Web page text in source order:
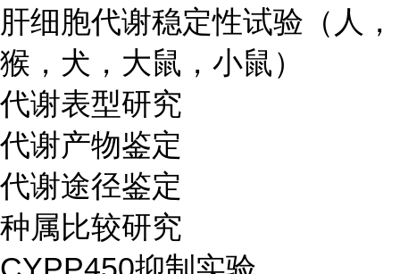
肝细胞代谢稳定性试验（人，
猴，犬，大鼠，小鼠）
代谢表型研究
代谢产物鉴定
代谢途径鉴定
种属比较研究